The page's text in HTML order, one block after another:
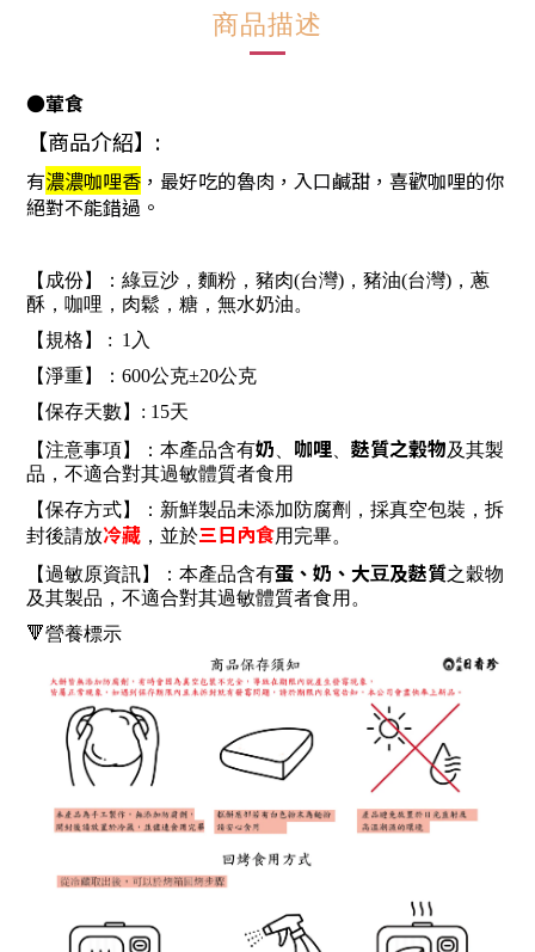
商品描述
●葷食
【商品介紹】:
有濃濃咖哩香 ，最好吃的魯肉，入口鹹甜，喜歡咖哩的你
絕對不能錯過。
【成份】：綠豆沙，麵粉，豬肉(台灣)，豬油(台灣)，蔥
酥，咖哩，肉鬆，糖，無水奶油。
【規格】 : 1入
【淨重】：600公克±20公克
【保存天數】: 15天
【注意事項】：本產品含有奶 咖哩 麩質之穀物及其製
品，不適合對其過敏體質者食⽤
【保存方式】：新鮮製品未添加防腐劑，採真空包裝，拆
封後請放冷藏 ，並於三日內食用完畢。
【過敏原資訊】：本產品含有蛋、奶、⼤⾖及麩質之穀物
及其製品，不適合對其過敏體質者食⽤。
🔻營養標示